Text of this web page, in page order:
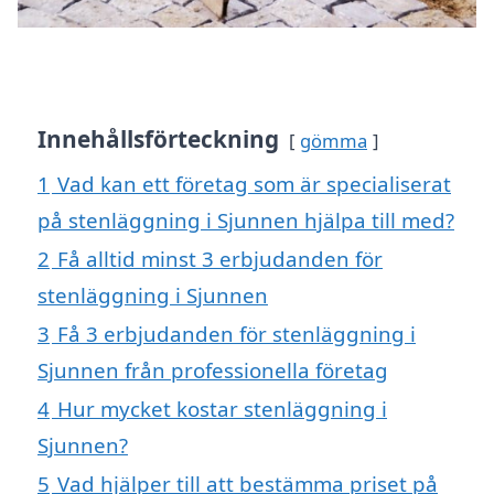
Innehållsförteckning gömma
1 Vad kan ett företag som är specialiserat
på stenläggning i Sjunnen hjälpa till med?
2 Få alltid minst 3 erbjudanden för
stenläggning i Sjunnen
3 Få 3 erbjudanden för stenläggning i
Sjunnen från professionella företag
4 Hur mycket kostar stenläggning i
Sjunnen?
5 Vad hjälper till att bestämma priset på